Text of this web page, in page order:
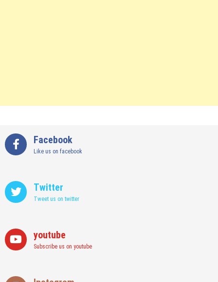
Facebook
Like us on facebook
Twitter
Tweet us on twitter
youtube
Subscribe us on youtube